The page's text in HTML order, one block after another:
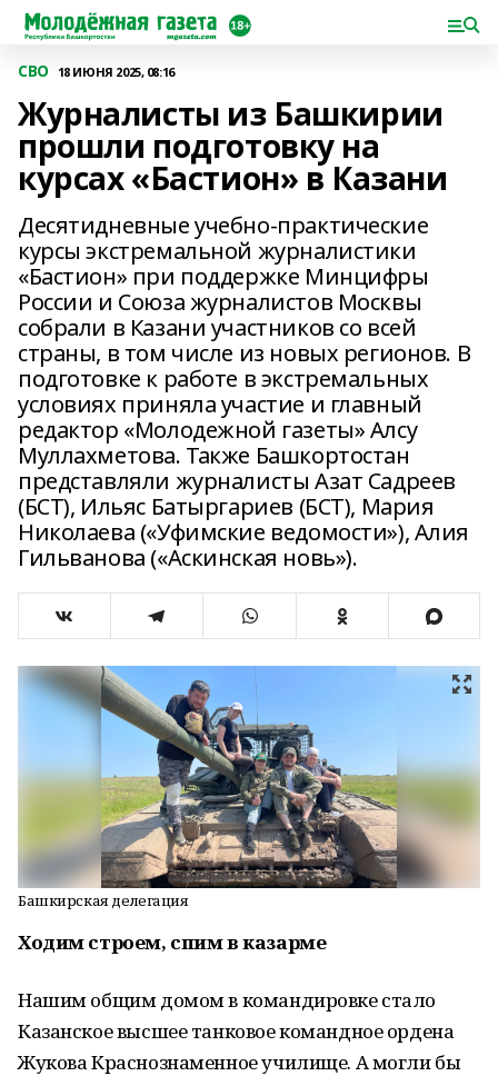
СВО 18 ИЮНЯ 2025, 08:16
Журналисты из Башкирии
прошли подготовку на
курсах «Бастион» в Казани
Десятидневные учебно-практические
курсы экстремальной журналистики
«Бастион» при поддержке Минцифры
России и Союза журналистов Москвы
собрали в Казани участников со всей
страны, в том числе из новых регионов. В
подготовке к работе в экстремальных
условиях приняла участие и главный
редактор «Молодежной газеты» Алсу
Муллахметова. Также Башкортостан
представляли журналисты Азат Садреев
(БСТ), Ильяс Батыргариев (БСТ), Мария
Николаева («Уфимские ведомости»), Алия
Гильванова («Аскинская новь»).
Башкирская делегация
Ходим строем, спим в казарме
Нашим общим домом в командировке стало
Казанское высшее танковое командное ордена
Жукова Краснознаменное училище. А могли бы